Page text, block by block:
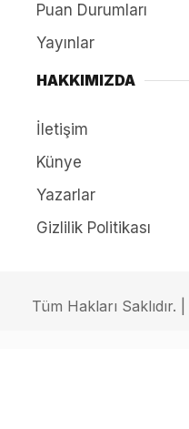
Puan Durumları
Yayınlar
HAKKIMIZDA
İletişim
Künye
Yazarlar
Gizlilik Politikası
Tüm Hakları Saklıdır. |